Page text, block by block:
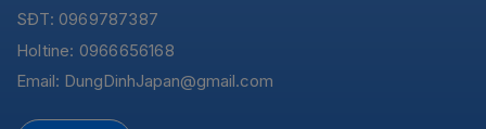
SĐT: 0969787387
Holtine: 0966656168
Email: DungDinhJapan@gmail.com